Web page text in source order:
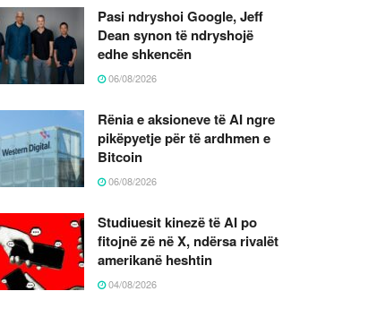
Pasi ndryshoi Google, Jeff
Dean synon të ndryshojë
edhe shkencën
06/08/2026
Rënia e aksioneve të AI ngre
pikëpyetje për të ardhmen e
Bitcoin
06/08/2026
Studiuesit kinezë të AI po
fitojnë zë në X, ndërsa rivalët
amerikanë heshtin
04/08/2026